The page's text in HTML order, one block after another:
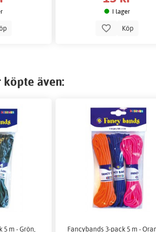
I lager
Köp
även:
m - Grön, Fancybands 3-pack 5 m -